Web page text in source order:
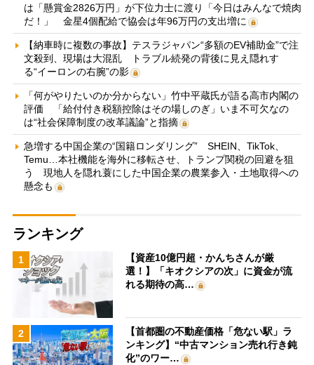
は「懸賞金2826万円」が下位力士に渡り「今日はみんなで焼肉
だ！」 金星4個配給で協会は年96万円の支出増に
【納車時に複数の事故】テスラジャパン“多額のEV補助金”で注
文殺到、現場は大混乱 トラブル続発の背後に見え隠れす
る“イーロンの右腕”の影
「何がやりたいのか分からない」竹中平蔵氏が語る高市内閣の
評価 「給付付き税額控除はその場しのぎ」いま不可欠なの
は“社会保障制度の改革議論”と指摘
急増する中国企業の“国籍ロンダリング” SHEIN、TikTok、
Temu…本社機能を海外に移転させ、トランプ関税の回避を狙
う 現地人を隠れ蓑にした中国企業の農業参入・土地取得への
懸念も
ランキング
1
【資産10億円超・かんちさんが厳
選！】「キオクシアの次」に資金が流
れる期待の高…
2
【首都圏の不動産価格「危ない駅」ラ
ンキング】“中古マンション売れ行き鈍
化”のワー…